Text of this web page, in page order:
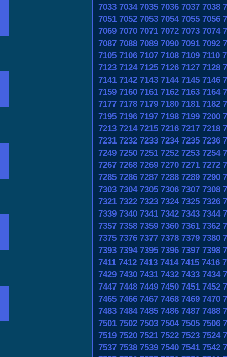
7033 7034 7035 7036 7037 7038
7051 7052 7053 7054 7055 7056
7069 7070 7071 7072 7073 7074
7087 7088 7089 7090 7091 7092
7105 7106 7107 7108 7109 7110
7123 7124 7125 7126 7127 7128
7141 7142 7143 7144 7145 7146
7159 7160 7161 7162 7163 7164
7177 7178 7179 7180 7181 7182
7195 7196 7197 7198 7199 7200
7213 7214 7215 7216 7217 7218
7231 7232 7233 7234 7235 7236
7249 7250 7251 7252 7253 7254
7267 7268 7269 7270 7271 7272
7285 7286 7287 7288 7289 7290
7303 7304 7305 7306 7307 7308
7321 7322 7323 7324 7325 7326
7339 7340 7341 7342 7343 7344
7357 7358 7359 7360 7361 7362
7375 7376 7377 7378 7379 7380
7393 7394 7395 7396 7397 7398
7411 7412 7413 7414 7415 7416
7429 7430 7431 7432 7433 7434
7447 7448 7449 7450 7451 7452
7465 7466 7467 7468 7469 7470
7483 7484 7485 7486 7487 7488
7501 7502 7503 7504 7505 7506
7519 7520 7521 7522 7523 7524
7537 7538 7539 7540 7541 7542